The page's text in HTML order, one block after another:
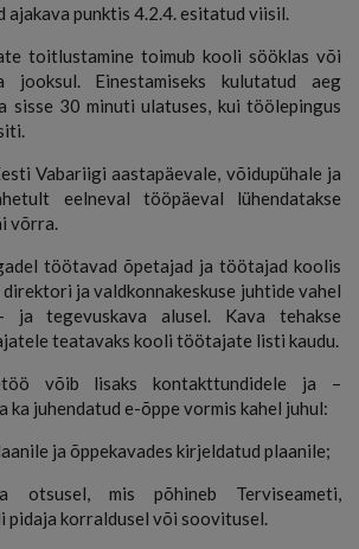
ajakava punktis 4.2.4. esitatud viisil.
toitlustamine toimub kooli sööklas või
jooksul. Einestamiseks kulutatud aeg
sisse 30 minuti ulatuses, kui töölepingus
Vabariigi aastapäevale, võidupühale ja
eelneval tööpäeval lühendatakse
võrra.
töötavad õpetajad ja töötajad koolis
ja valdkonnakeskuse juhtide vahel
ja tegevuskava alusel. Kava tehakse
teatavaks kooli töötajate listi kaudu.
võib lisaks kontakttundidele ja –
ka juhendatud e-õppe vormis kahel juhul:
ja õppekavades kirjeldatud plaanile;
otsusel, mis põhineb Terviseameti,
pidaja korraldusel või soovitusel.